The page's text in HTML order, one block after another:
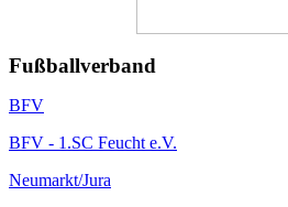
Fußballverband
BFV
BFV - 1.SC Feucht e.V.
Neumarkt/Jura